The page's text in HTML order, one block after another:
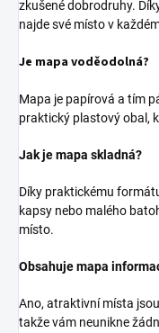
zkušené dobrodruhy.
najde své místo v
Je mapa voděodolná?
Mapa je papírová a tím
praktický plastový obal,
Jak je mapa skladná?
Díky praktickému
kapsy nebo malého
místo.
Obsahuje mapa
Ano, atraktivní místa
takže vám neunikne